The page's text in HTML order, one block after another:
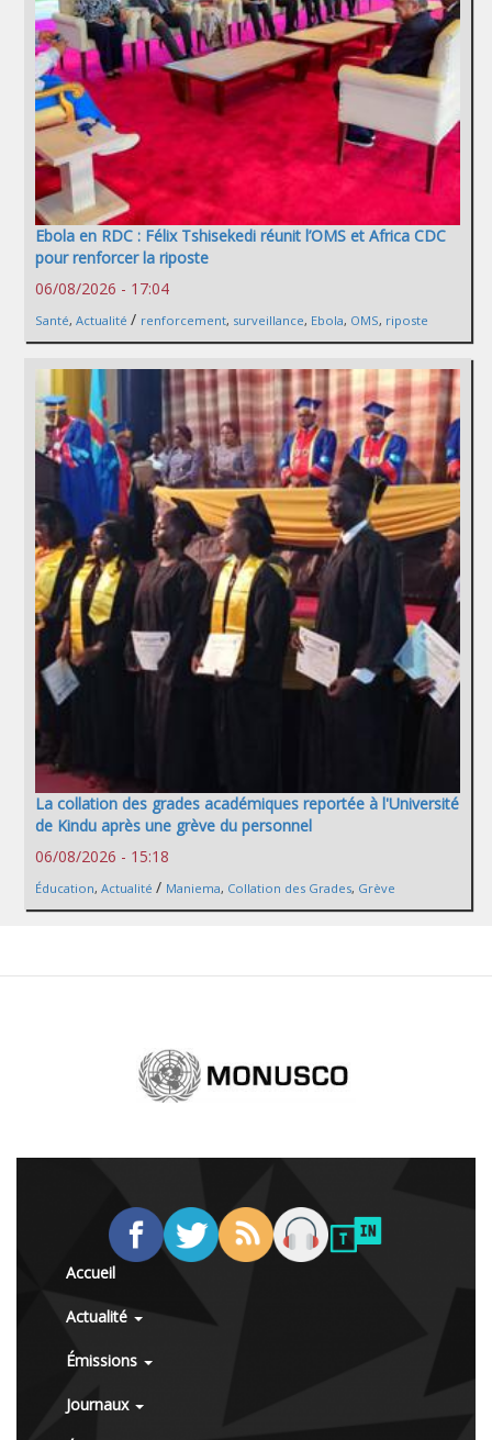
Ebola en RDC : Félix Tshisekedi réunit l’OMS et Africa CDC
pour renforcer la riposte
06/08/2026 - 17:04
Santé, Actualité / renforcement, surveillance, Ebola, OMS, riposte
La collation des grades académiques reportée à l'Université
de Kindu après une grève du personnel
06/08/2026 - 15:18
Éducation, Actualité / Maniema, Collation des Grades, Grève
Accueil
Actualité
Émissions
Journaux